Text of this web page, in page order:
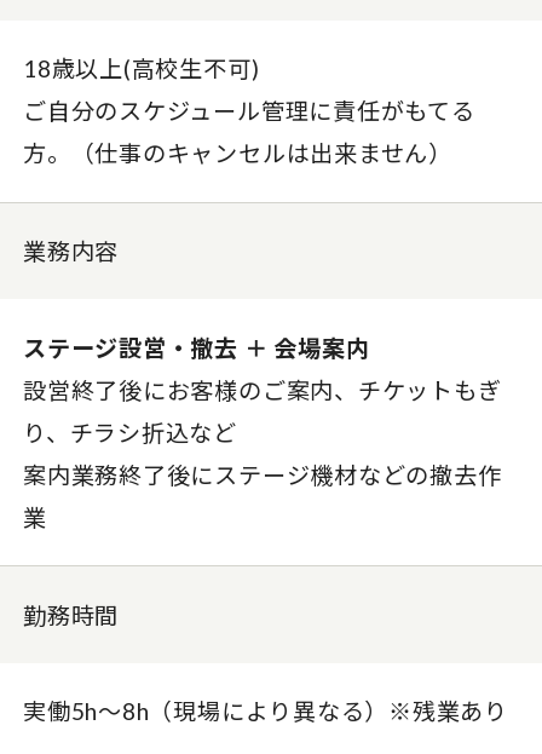
18歳以上(高校生不可)
ご自分のスケジュール管理に責任がもてる
方。（仕事のキャンセルは出来ません）
業務内容
ステージ設営・撤去 ＋ 会場案内
設営終了後にお客様のご案内、チケットもぎ
り、チラシ折込など
案内業務終了後にステージ機材などの撤去作
業
勤務時間
実働5h〜8h（現場により異なる）※残業あり